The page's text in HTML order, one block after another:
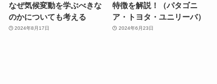
なぜ気候変動を学ぶべきな
のかについても考える
2024年8月17日
特徴を解説！（パタゴニ
ア・トヨタ・ユニリーバ）
2024年6月23日